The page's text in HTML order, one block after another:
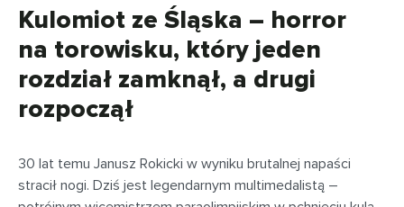
Kulomiot ze Śląska – horror
na torowisku, który jeden
rozdział zamknął, a drugi
rozpoczął
30 lat temu Janusz Rokicki w wyniku brutalnej napaści
stracił nogi. Dziś jest legendarnym multimedalistą –